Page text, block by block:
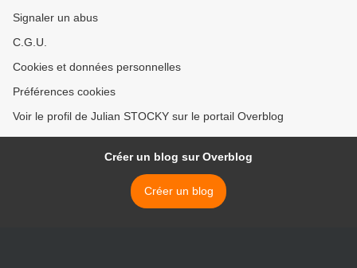
Signaler un abus
C.G.U.
Cookies et données personnelles
Préférences cookies
Voir le profil de Julian STOCKY sur le portail Overblog
Créer un blog sur Overblog
Créer un blog